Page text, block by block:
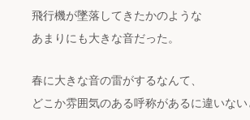
飛行機が墜落してきたかのような
あまりにも大きな音だった。
春に大きな音の雷がするなんて、
どこか雰囲気のある呼称があるに違いない